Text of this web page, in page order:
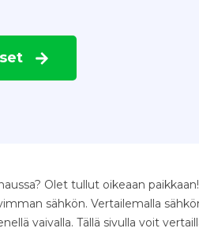
Olet tullut oikeaan
sähkön. Vertailemalla
vaivalla. Tällä sivulla voit